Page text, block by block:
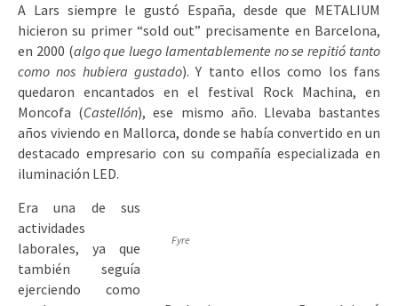
A Lars siempre le gustó España, desde que METALIUM
hicieron su primer “sold out” precisamente en Barcelona,
en 2000 (algo que luego lamentablemente no se repitió tanto
como nos hubiera gustado). Y tanto ellos como los fans
quedaron encantados en el festival Rock Machina, en
Moncofa (Castellón), ese mismo año. Llevaba bastantes
años viviendo en Mallorca, donde se había convertido en un
destacado empresario con su compañía especializada en
iluminación LED.
Fyre
Era una de sus
actividades
laborales, ya que
también seguía
ejerciendo como